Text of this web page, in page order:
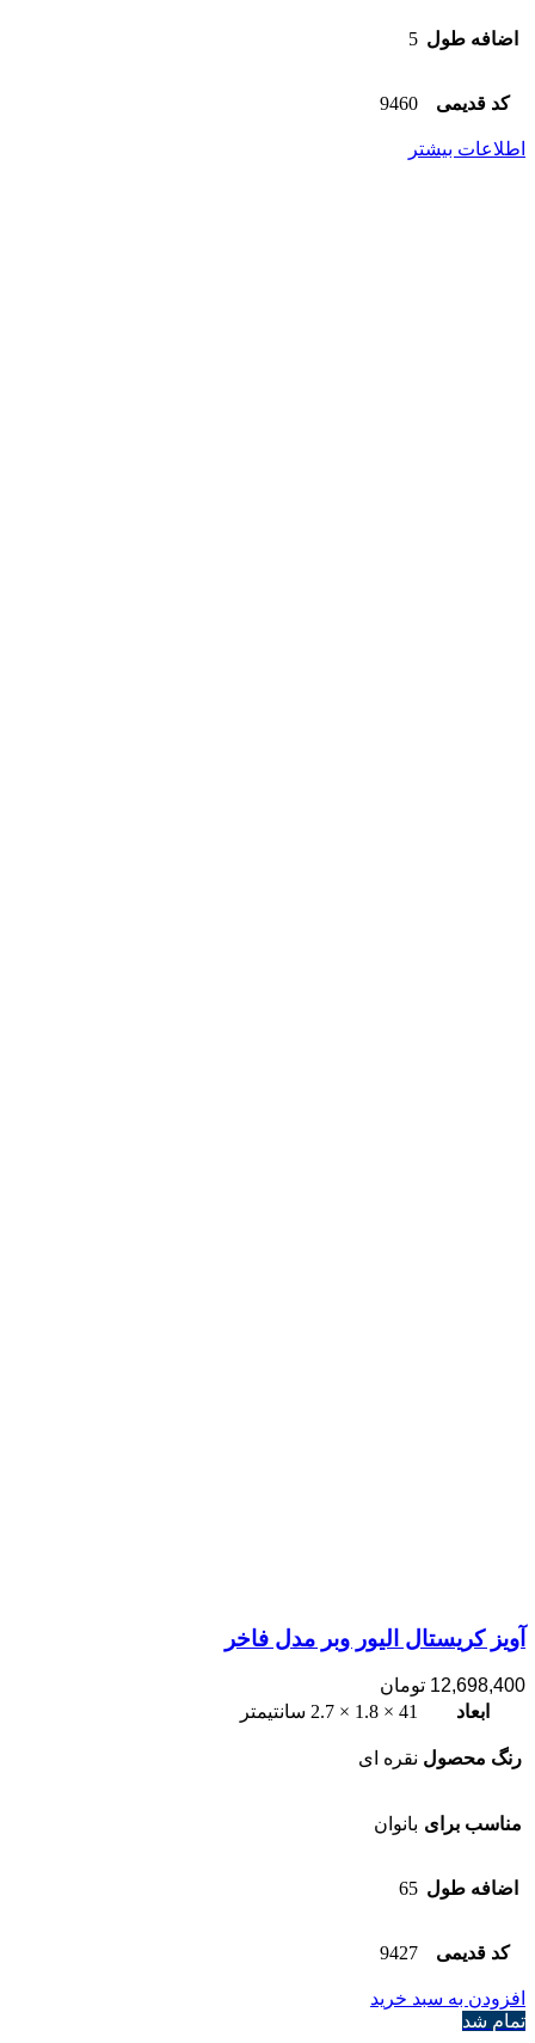
اضافه طول 5
کد قدیمی 9460
اطلاعات بیشتر
آویز کریستال الیور وبر مدل فاخر
12,698,400 تومان
ابعاد
41 × 1.8 × 2.7 سانتیمتر
رنگ محصول نقره ای
مناسب برای بانوان
اضافه طول 65
کد قدیمی 9427
افزودن به سبد خرید
تمام شد